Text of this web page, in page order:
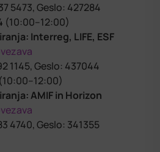
5473, Geslo: 427284
(10:00–12:00)
Interreg, LIFE, ESF
1145, Geslo: 437044
(10:00–12:00)
AMIF in Horizon
4740, Geslo: 341355